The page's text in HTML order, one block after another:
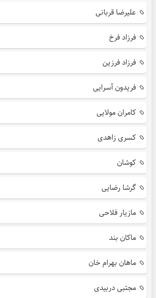
علیرضا قربانی
فرزاد فرخ
فرزاد فرزین
فریدون آسرایی
کامران مولایی
کسری زاهدی
کوشان
گرشا رضایی
مازیار فلاحی
ماکان بند
ماهان بهرام خان
مجتبی دربیدی